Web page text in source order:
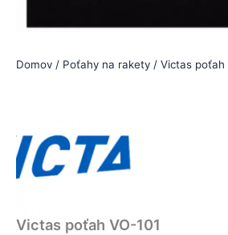
Domov / Poťahy na rakety / Victas poťah
Victas poťah VO-101